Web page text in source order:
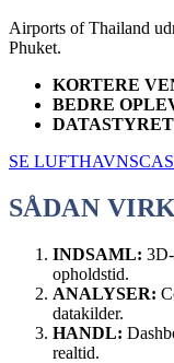
Airports of Thailand
Phuket.
KORTERE
BEDRE
SE
SÅDAN
INDSAML:
opholdstid.
ANALYSER:
datakilder.
HANDL:
realtid.